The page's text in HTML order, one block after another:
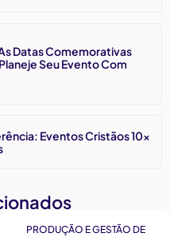
Datas Comemorativas
Seu Evento Com
Eventos Cristãos 10x
PRODUÇÃO E GESTÃO DE